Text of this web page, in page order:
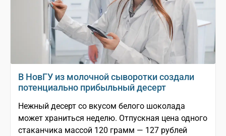
В НовГУ из молочной сыворотки создали
потенциально прибыльный десерт
Нежный десерт со вкусом белого шоколада
может храниться неделю. Отпускная цена одного
стаканчика массой 120 грамм — 127 рублей